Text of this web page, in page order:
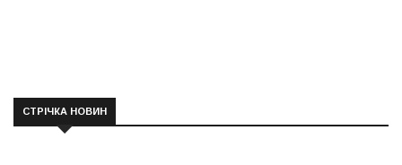
СТРІЧКА НОВИН